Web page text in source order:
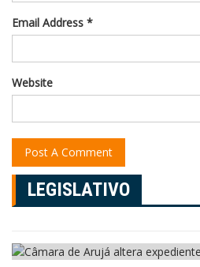
Email Address *
Website
LEGISLATIVO